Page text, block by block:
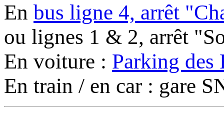
En bus ligne 4, arrêt
ou lignes 1 & 2, arrêt
En voiture : Parking des
En train / en car : gare